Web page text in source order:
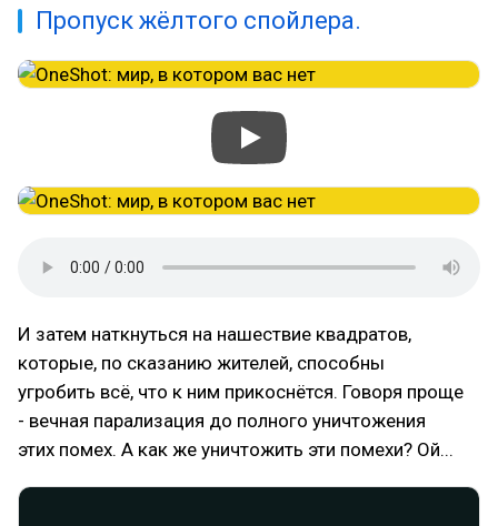
Пропуск жёлтого спойлера.
И затем наткнуться на нашествие квадратов,
которые, по сказанию жителей, способны
угробить всё, что к ним прикоснётся. Говоря проще
- вечная парализация до полного уничтожения
этих помех. А как же уничтожить эти помехи? Ой...